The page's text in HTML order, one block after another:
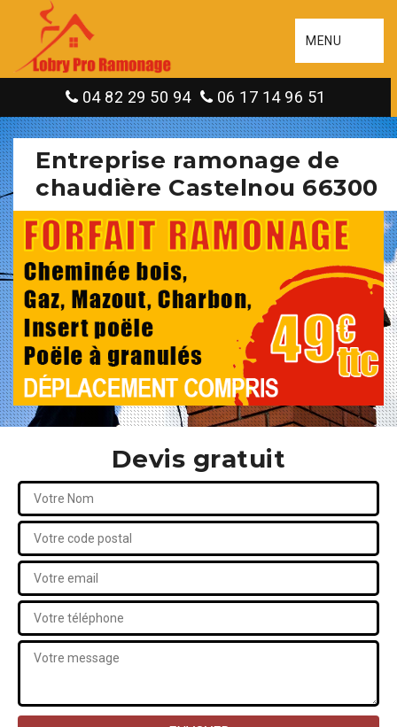
MENU
04 82 29 50 94 06 17 14 96 51
Entreprise ramonage de
chaudière Castelnou 66300
Devis gratuit